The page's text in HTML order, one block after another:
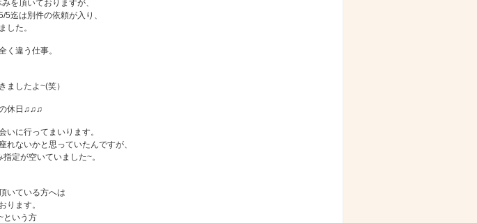
を頂いておりますが、
5迄は別件の依頼が入り、
した。
く違う仕事。
ましたよ~(笑）
休日♫♫♫
いに行ってまいります。
れないかと思っていたんですが、
定が空いていました~。
いている方へは
ります。
という方